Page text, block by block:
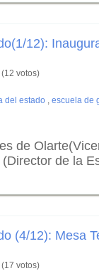
12):
(12 votos)
del estado , escuela de
de
de la
(4/12): Mesa
(17 votos)